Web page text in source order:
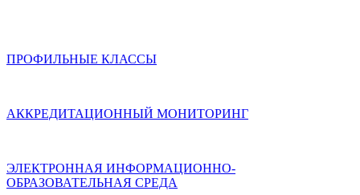
ПРОФИЛЬНЫЕ КЛАССЫ
АККРЕДИТАЦИОННЫЙ МОНИТОРИНГ
ЭЛЕКТРОННАЯ ИНФОРМАЦИОННО-
ОБРАЗОВАТЕЛЬНАЯ СРЕДА